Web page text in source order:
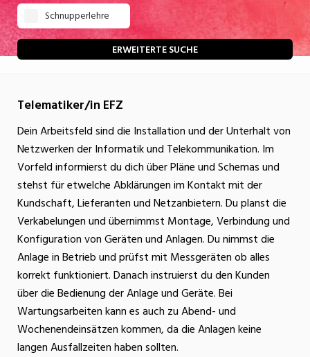
Gesundheit/Pflege/Soziales
Handwerk/Technik
Kultur
Nahrung
Natur
Verkehr/Logistik
Wirtschaft/Verwaltung
Schnupperlehre
ERWEITERTE SUCHE
Telematiker/in EFZ
Dein Arbeitsfeld sind die Installation und der Unterhalt von
Netzwerken der Informatik und Telekommunikation. Im
Vorfeld informierst du dich über Pläne und Schemas und
stehst für etwelche Abklärungen im Kontakt mit der
Kundschaft, Lieferanten und Netzanbietern. Du planst die
Verkabelungen und übernimmst Montage, Verbindung und
Konfiguration von Geräten und Anlagen. Du nimmst die
Anlage in Betrieb und prüfst mit Messgeräten ob alles
korrekt funktioniert. Danach instruierst du den Kunden
über die Bedienung der Anlage und Geräte. Bei
Wartungsarbeiten kann es auch zu Abend- und
Wochenendeinsätzen kommen, da die Anlagen keine
langen Ausfallzeiten haben sollten.